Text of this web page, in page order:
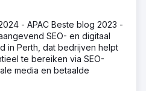
- APAC Beste blog 2023 -
SEO- en digitaal
in Perth, dat bedrijven helpt
te bereiken via SEO-
media en betaalde